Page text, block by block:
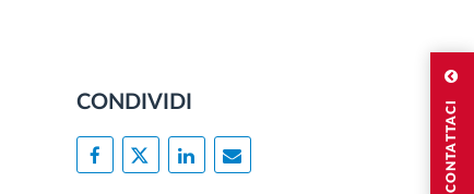
CONTATTACI
CONDIVIDI